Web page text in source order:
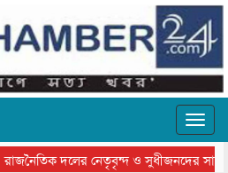
রাজনৈতিক দলের নেতৃবৃন্দ ও সুধীজনদের সাথে